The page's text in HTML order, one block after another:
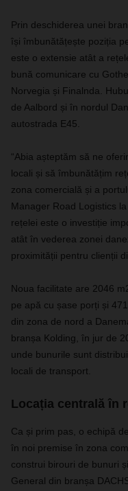
Prin deschiderea unei
își îmbunătățește poziția
este o extensie atât a
bună comunicare cu
Norvegia și Finalnda.
de Aalbord și în nordul
autostrada E45.
“Abia așteptăm să ne
locali și să îmbunătățim
zona comercială și a
Manager Road Logistics
rețelei este o investiție
atât în vederea zonei
proximității pentru clienții
Noua facilitate are 2046
pe apă cu șase porți și
din zona de nord a
branșa Kolding, în jur de
unde bunurile sunt
locali de transport.
Locația centrală în
Ca și prim pas, o echipă
în noi premise în zona
construi birouri de bunuri
General din branșa